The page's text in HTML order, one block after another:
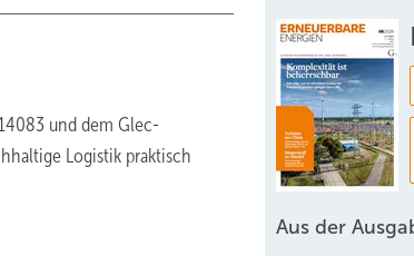
und dem Glec-
Logistik praktisch
Aus der